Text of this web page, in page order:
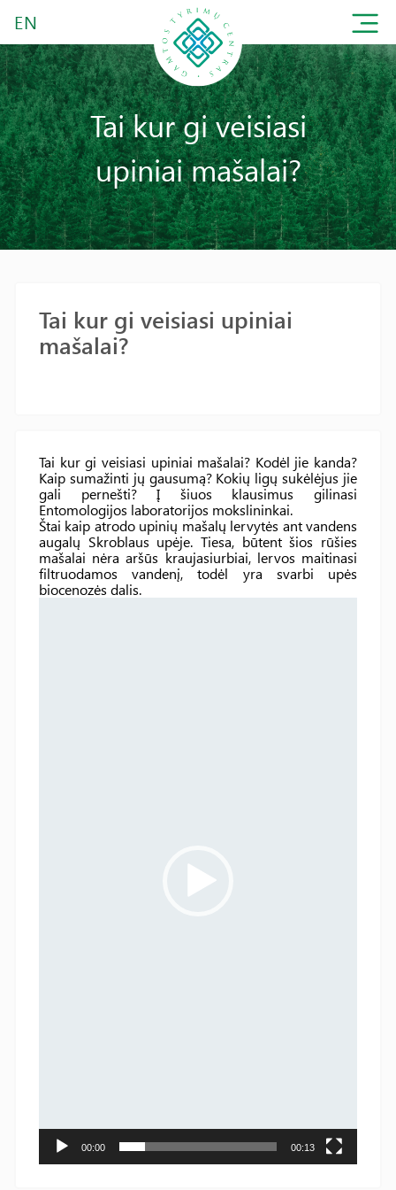
EN
Tai kur gi veisiasi
upiniai mašalai?
Tai kur gi veisiasi upiniai
mašalai?
Tai kur gi veisiasi upiniai mašalai? Kodėl jie kanda?
Kaip sumažinti jų gausumą? Kokių ligų sukėlėjus jie
gali pernešti? Į šiuos klausimus gilinasi
Entomologijos laboratorijos mokslininkai.
Štai kaip atrodo upinių mašalų lervytės ant vandens
augalų Skroblaus upėje. Tiesa, būtent šios rūšies
mašalai nėra aršūs kraujasiurbiai, lervos maitinasi
filtruodamos vandenį, todėl yra svarbi upės
biocenozės dalis.
00:00 00:13